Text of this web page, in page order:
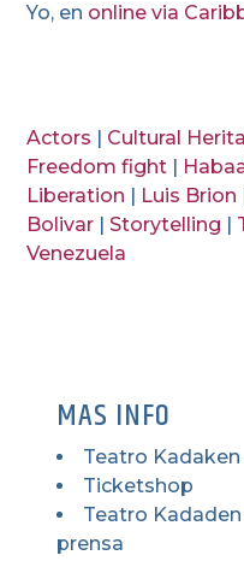
Yo, en online via
Actors Cultural
Freedom fight
Liberation
Luis Brion
Bolivar
Storytelling
Venezuela
MAS INFO
Teatro
Ticketshop
Teatro
prensa